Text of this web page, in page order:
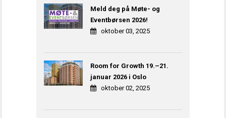
Meld deg på Møte- og
Eventbørsen 2026!
oktober 03, 2025
Room for Growth 19.–21.
januar 2026 i Oslo
oktober 02, 2025